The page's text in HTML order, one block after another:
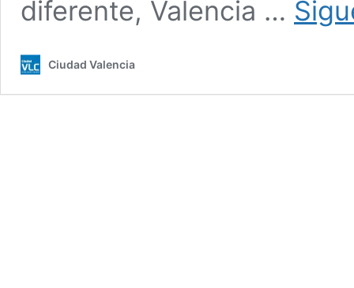
diferente, Valencia …
Ciudad Valencia